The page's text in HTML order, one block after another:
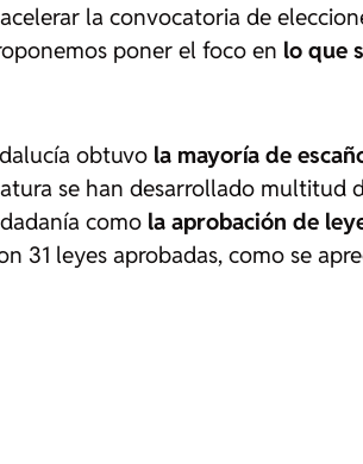
la convocatoria de
poner el foco en lo que
obtuvo la mayoría de
se han desarrollado multitud
como la aprobación de
31 leyes aprobadas, como se